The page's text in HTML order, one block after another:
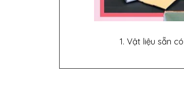
1. Vật liệu sẵn có